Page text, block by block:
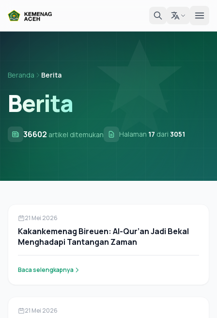
Beranda Berita
Berita
36602 artikel ditemukan Halaman 17 dari 3051
Berita
21 Mei 2026
Kakankemenag Bireuen: Al-Qur’an Jadi Bekal
Menghadapi Tantangan Zaman
Baca selengkapnya
Berita
21 Mei 2026